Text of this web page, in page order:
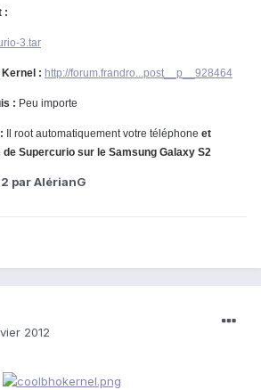
:
3.tar
: http://forum.frandro...post__p__928464
: Peu importe
Il root automatiquement votre téléphone et
Supercurio sur le Samsung Galaxy S2
par AlérianG
2012